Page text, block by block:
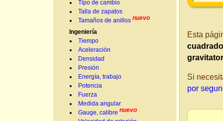
Tipo de cambio
Talla de zapatos
Tamaños de anillos nuevo
Ingeniería
Tiempo
Aceleración
Densidad
Presión
Energía, trabajo
Potencia
Fuerza
Medida angular
Gauge, calibre nuevo
Esta
cuadrado
Si
por